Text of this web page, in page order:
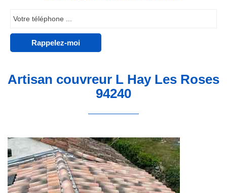
Artisan couvreur L Hay Les Roses
94240